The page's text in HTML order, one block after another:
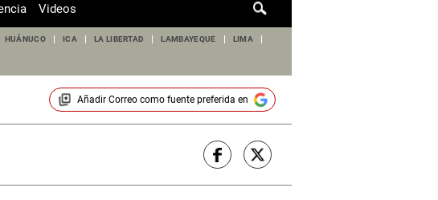
de
Videos
HUÁNUCO ICA LA LIBERTAD LAMBAYEQUE LIMA
Añadir Correocomo fuente preferida en